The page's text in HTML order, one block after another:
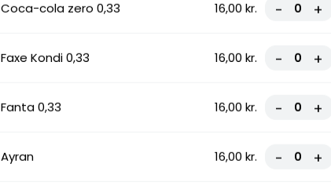
Coca-cola zero 0,33 16,00 kr. - +
Faxe Kondi 0,33 16,00 kr. - +
Fanta 0,33 16,00 kr. - +
Ayran 16,00 kr. - +